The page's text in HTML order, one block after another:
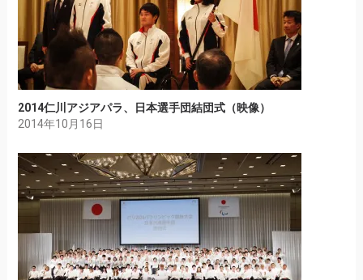
2014仁川アジアパラ、日本選手団結団式（映像）
2014年10月16日